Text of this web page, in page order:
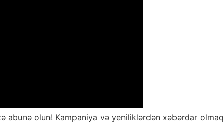
abunə olun! Kampaniya və yeniliklərdən xəbərdar olmaq